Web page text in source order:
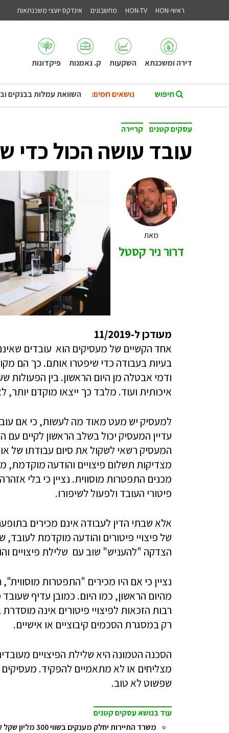
ראשי-HON HON-TV מחשבונים אינדקס יועצי משכנתאות
דירה ומשכנתא השקעות ק. נאמנות פיקדונות
נושאים חמים: השוואת עמלות בבנקים
עסקים קטנים קריירה
עובד עושה הכול כדי
מאת
דרור ניר קסטל
מעודכן ל-11/2019
אחד הקשיים של מעסיקים הוא עובדים
בעיות בעבודה כדי שיפטרו אותם. כך הם
ודמי אבטלה מן היום הראשון. בין הפעולות
איכותית ועוד. מלבד כך ייצאו מוקדם יותר,
למעסיק יש מעט מאוד מה לעשות, כי אם
עדיין המעסיק יכול בשלב הראשון לקיים
המעסיק רשאי לשקול את סיום עבודתו של
מצדיקות תשלום פיצויים והודעה
מכנים התפטרות מוסווית. נציין כי בלי
פיטורי העובד ולפעול לשיפורו.
אלא שבתי הדין לעבודה אינם מכירים
של פיצויי פיטורים והודעה מוקדמת
הצדקה "להעניש" שוב עם שלילת פיצויים
מהיום הראשון, כמו היום. כמובן עדיף
רבות הזכאות לפיצויי פיטורים אינה
רק במסגרת הסכמים קיבוציים או אישיים.
הסכנה הטמונה היא שלילת הפיצויים
מצליחים או לא מתאמיים להפקיד. מעסיקים
שפשוט לא טוב.
עוד בנושא עסקים קטנים
משרד התיירות יחלק מענקים בשווי 300 מליון שקל למלונות שנפגעו בתקופת הקורונה